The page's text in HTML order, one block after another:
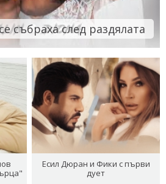
събраха след раздялата
Есил Дюран и Фики с първи
дует